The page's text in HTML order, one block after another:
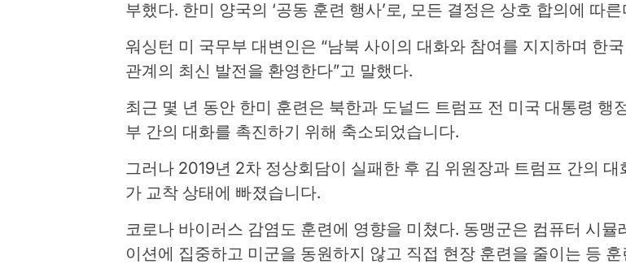
부했다. 한미 양국의 ‘공동 훈련 행사’로, 모든 결정은 상호 합의에 따른
워싱턴 미 국무부 대변인은 “남북 사이의 대화와 참여를 지지하며 한국
관계의 최신 발전을 환영한다”고 말했다.
최근 몇 년 동안 한미 훈련은 북한과 도널드 트럼프 전 미국 대통령 행
부 간의 대화를 촉진하기 위해 축소되었습니다.
그러나 2019년 2차 정상회담이 실패한 후 김 위원장과 트럼프 간의 대
가 교착 상태에 빠졌습니다.
코로나 바이러스 감염도 훈련에 영향을 미쳤다. 동맹군은 컴퓨터 시뮬
이션에 집중하고 미군을 동원하지 않고 직접 현장 훈련을 줄이는 등 훈